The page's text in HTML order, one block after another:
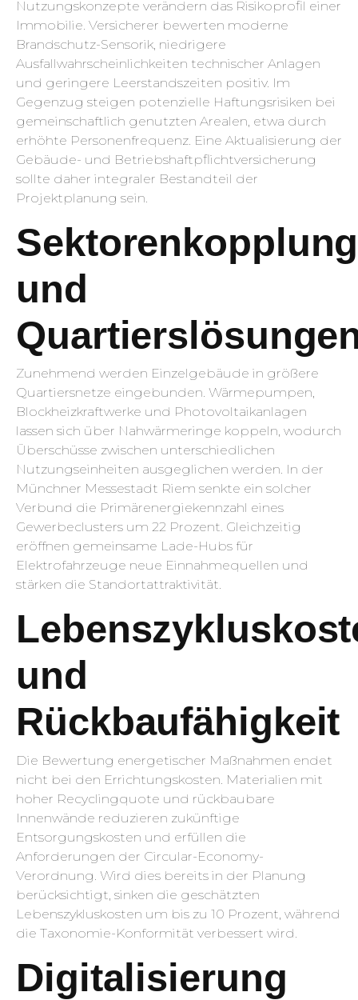
Nutzungskonzepte verändern das Risikoprofil einer
Immobilie. Versicherer bewerten moderne
Brandschutz-Sensorik, niedrigere
Ausfallwahrscheinlichkeiten technischer Anlagen
und geringere Leerstandszeiten positiv. Im
Gegenzug steigen potenzielle Haftungsrisiken bei
gemeinschaftlich genutzten Arealen, etwa durch
erhöhte Personenfrequenz. Eine Aktualisierung der
Gebäude- und Betriebshaftpflichtversicherung
sollte daher integraler Bestandteil der
Projektplanung sein.
Sektorenkopplung
und
Zunehmend werden Einzelgebäude in größere
Quartiersnetze eingebunden. Wärmepumpen,
Blockheizkraftwerke und Photovoltaikanlagen
lassen sich über Nahwärmeringe koppeln, wodurch
Überschüsse zwischen unterschiedlichen
Nutzungseinheiten ausgeglichen werden. In der
Münchner Messestadt Riem senkte ein solcher
Verbund die Primärenergiekennzahl eines
Gewerbeclusters um 22 Prozent. Gleichzeitig
eröffnen gemeinsame Lade-Hubs für
Elektrofahrzeuge neue Einnahmequellen und
stärken die Standortattraktivität.
und
Rückbaufähigkeit
Die Bewertung energetischer Maßnahmen endet
nicht bei den Errichtungskosten. Materialien mit
hoher Recyclingquote und rückbaubare
Innenwände reduzieren zukünftige
Entsorgungskosten und erfüllen die
Anforderungen der Circular-Economy-
Verordnung. Wird dies bereits in der Planung
berücksichtigt, sinken die geschätzten
Lebenszykluskosten um bis zu 10 Prozent, während
die Taxonomie-Konformität verbessert wird.
Digitalisierung